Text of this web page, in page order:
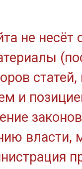
не
и
власти,